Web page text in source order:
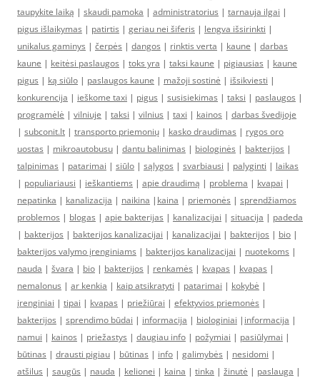
taupykite laiką | skaudi pamoka | administratorius | tarnauja ilgai |
pigus išlaikymas | patirtis | geriau nei šiferis | lengva išsirinkti |
unikalus gaminys | čerpės | dangos | rinktis verta | kaune | darbas
kaune | keitėsi paslaugos | toks yra | taksi kaune | pigiausias | kaune
pigus | ką siūlo | paslaugos kaune | mažoji sostinė | išsikviesti |
konkurencija | ieškome taxi | pigus | susisiekimas | taksi | paslaugos |
programėlė | vilniuje | taksi | vilnius | taxi | kainos | darbas švedijoje
| subconit.lt | transporto priemonių | kasko draudimas | rygos oro
uostas | mikroautobusu | dantu balinimas | biologinės | bakterijos |
talpinimas | patarimai | siūlo | sąlygos | svarbiausi | palyginti | laikas
| populiariausi | ieškantiems | apie draudimą | problema | kvapai |
nepatinka | kanalizacija | naikina | kaina | priemonės | sprendžiamos
problemos | blogas | apie bakterijas | kanalizacijai | situacija | padeda
| bakterijos | bakterijos kanalizacijai | kanalizacijai | bakterijos | bio |
bakterijos valymo įrenginiams | bakterijos kanalizacijai | nuotekoms |
nauda | švara | bio | bakterijos | renkamės | kvapas | kvapas |
nemalonus | ar kenkia | kaip atsikratyti | patarimai | kokybė |
įrenginiai | tipai | kvapas | priežiūrai | efektyvios priemonės |
bakterijos | sprendimo būdai | informacija | biologiniai | informacija |
namui | kainos | priežastys | daugiau info | požymiai | pasiūlymai |
būtinas | drausti pigiau | būtinas | info | galimybės | nesidomi |
atšilus | saugūs | nauda | kelionei | kaina | tinka | žinutė | paslauga |